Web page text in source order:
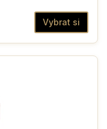
Vybrat si